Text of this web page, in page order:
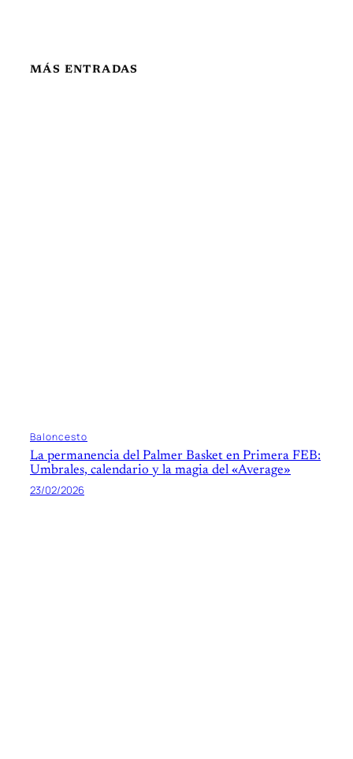
MÁS ENTRADAS
Baloncesto
La permanencia del Palmer Basket en Primera FEB:
Umbrales, calendario y la magia del «Average»
23/02/2026